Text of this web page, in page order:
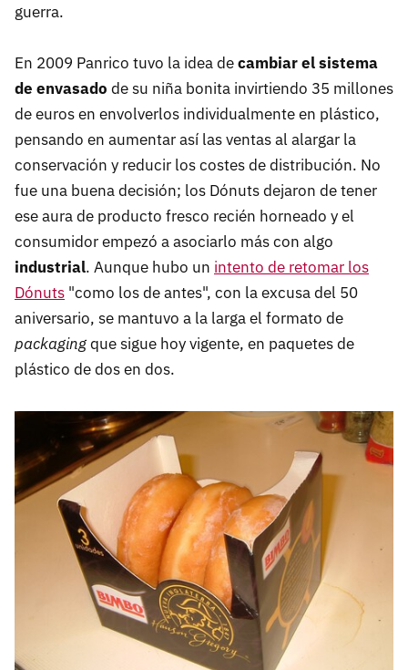
guerra.
En 2009 Panrico tuvo la idea decambiar el sistema
de envasado de su niña bonita invirtiendo 35 millones
de euros en envolverlos individualmente en plástico,
pensando en aumentar así las ventas al alargar la
conservación y reducir los costes de distribución. No
fue una buena decisión; los Dónuts dejaron de tener
ese aura de producto fresco recién horneado y el
consumidor empezó a asociarlo más con algo
industrial. Aunque hubo un intento de retomar los
Dónuts "como los de antes", con la excusa del 50
aniversario, se mantuvo a la larga el formato de
packagingque sigue hoy vigente, en paquetes de
plástico de dos en dos.